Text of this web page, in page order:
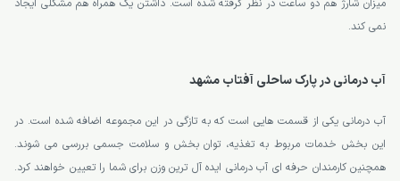
میزان شارژ هم دو ساعت در نظر گرفته شده است. داشتن یک همراه هم مشکلی ایجاد
نمی کند.
آب درمانی در پارک ساحلی آفتاب مشهد
آب درمانی یکی از قسمت هایی است که به تازگی در این مجموعه اضافه شده است. در
این بخش خدمات مربوط به تغذیه، توان بخش و سلامت جسمی بررسی می شوند.
همچنین کارمندان حرفه ای آب درمانی ایده آل ترین وزن برای شما را تعیین خواهند کرد.